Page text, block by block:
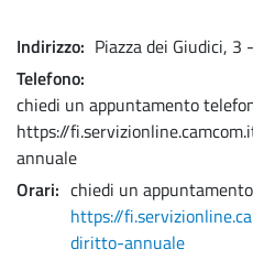
Indirizzo Piazza dei Giudici,
Telefono
chiedi un appuntamento
https://
annuale
Orari
chiedi un
https://
diritto-annuale